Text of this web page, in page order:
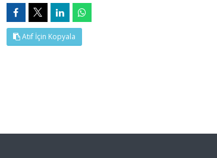
Atıf İçin Kopyala